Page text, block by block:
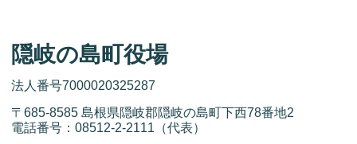
隠岐の島町役場
法人番号7000020325287
〒685-8585 島根県隠岐郡隠岐の島町下西78番地2
電話番号：08512-2-2111 （代表）